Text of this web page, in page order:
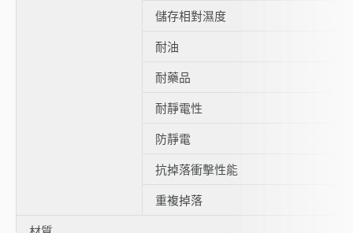
儲存相對濕度
耐油
耐藥品
耐靜電性
防靜電
抗掉落衝擊性能
重複掉落